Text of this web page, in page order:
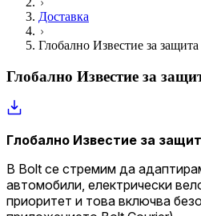
Доставка
Глобално Известие за
Глобално Известие за
Глобално Известие за
В Bolt се стремим да
автомобили, електрически
приоритет и това включва